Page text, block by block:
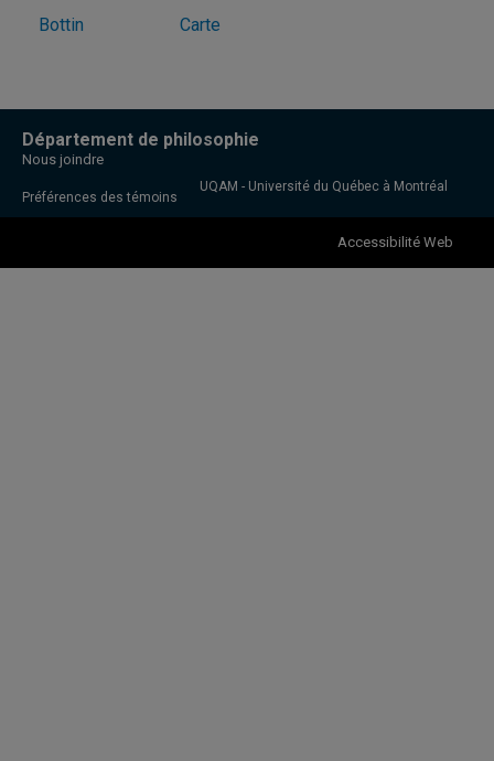
Bottin Carte
Département de philosophie
Nous joindre
Préférences des témoins
UQAM - Université du Québec à Montréal
Accessibilité Web